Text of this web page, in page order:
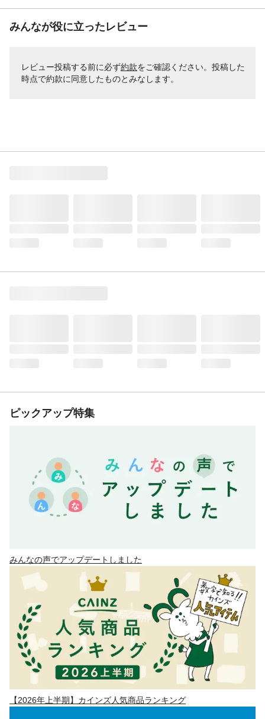
みんなが役に立ったレビュー
レビュー投稿する前に必ず約款をご確認ください。投稿した
時点で約款に同意したものとみなします。
ピックアップ特集
みんなの声でアップデートしました
【2026年上半期】カインズ人気商品ランキング